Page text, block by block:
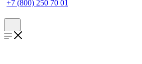
+7 (800) 250 70 01